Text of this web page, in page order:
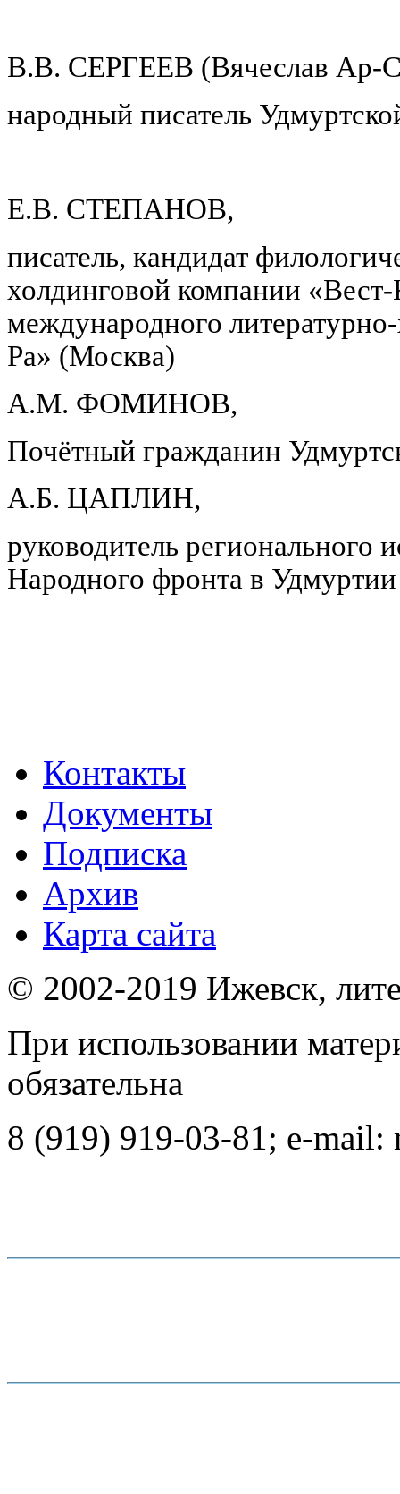
В.В. СЕРГЕЕВ (Вячеслав Ар-
народный писатель
Е.В. СТЕПАНОВ,
писатель, кандидат
холдинговой компании
международного
Ра» (Москва)
А.М. ФОМИНОВ,
Почётный гражданин
А.Б. ЦАПЛИН,
руководитель регионального
Народного фронта в
Контакты
Документы
Подписка
Архив
Карта сайта
© 2002-2019 Ижевск,
При использовании
обязательна
8 (919) 919-03-81; e-mail: